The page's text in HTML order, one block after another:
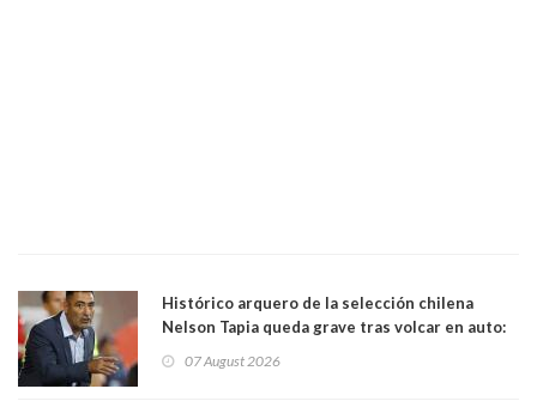
Histórico arquero de la selección chilena
Nelson Tapia queda grave tras volcar en auto:
07 August 2026